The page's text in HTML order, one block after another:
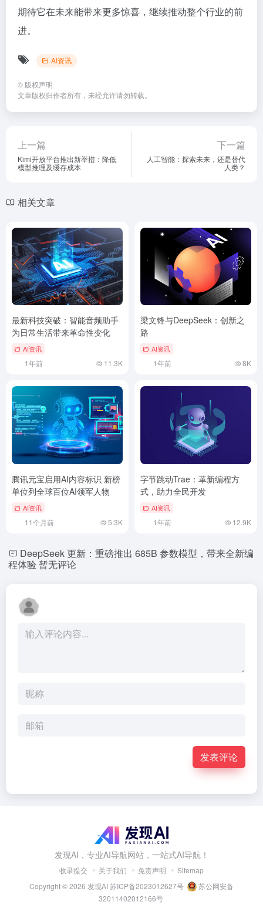
期待它在未来能带来更多惊喜，继续推动整个行业的前
进。
AI资讯
© 版权声明
文章版权归作者所有，未经允许请勿转载。
上一篇
Kimi开放平台推出新举措：降低
模型推理及缓存成本
下一篇
人工智能：探索未来，还是替代
人类？
相关文章
最新科技突破：智能音频助手
为日常生活带来革命性变化
AI资讯
1年前 11.3K
梁文锋与DeepSeek：创新之
路
AI资讯
1年前 8K
腾讯元宝启用AI内容标识 新榜
单位列全球百位AI领军人物
AI资讯
11个月前 5.3K
字节跳动Trae：革新编程方
式，助力全民开发
AI资讯
1年前 12.9K
DeepSeek 更新：重磅推出 685B 参数模型，带来全新编
程体验 暂无评论
发表评论
发现AI，专业AI导航网站，一站式AI导航！
收录提交 关于我们 免责声明
Sitemap
Copyright © 2026 发现AI苏ICP备2023012627号
苏公网安备
32011402012166号